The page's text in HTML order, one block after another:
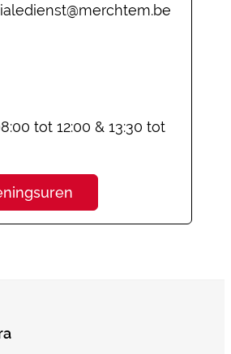
@merchtem.be
tot 12:00 & 13:30 tot